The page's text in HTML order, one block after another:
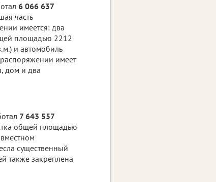
6 066 637
часть
имеется: два
площадью 2212
и автомобиль
имеет
дом и два
7 643 557
общей площадью
существенный
также закреплена